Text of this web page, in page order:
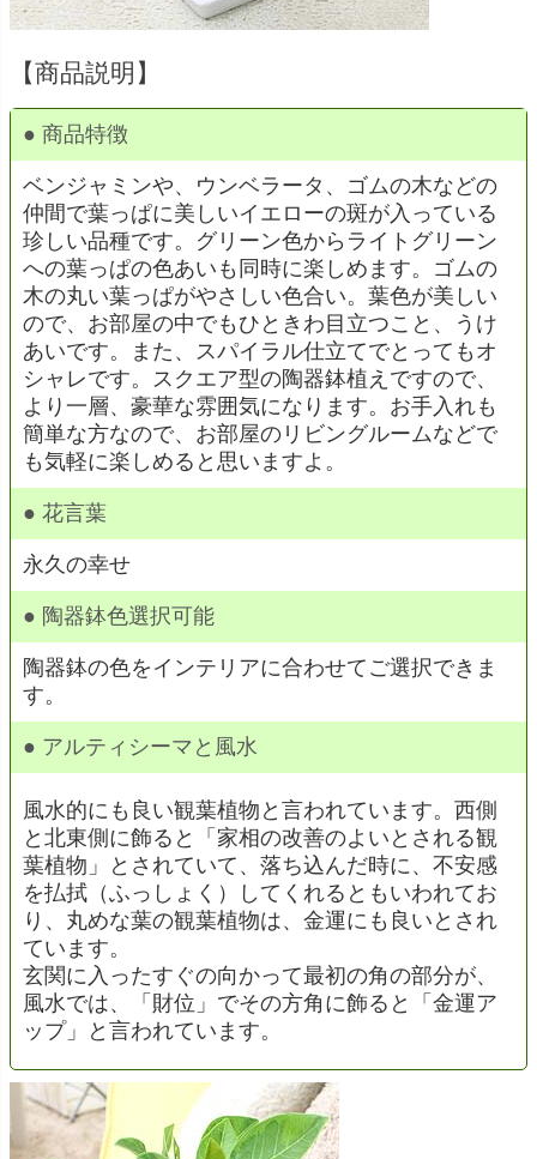
【商品説明】
● 商品特徴
ベンジャミンや、ウンベラータ、ゴムの木などの
仲間で葉っぱに美しいイエローの斑が入っている
珍しい品種です。グリーン色からライトグリーン
への葉っぱの色あいも同時に楽しめます。ゴムの
木の丸い葉っぱがやさしい色合い。葉色が美しい
ので、お部屋の中でもひときわ目立つこと、うけ
あいです。また、スパイラル仕立てでとってもオ
シャレです。スクエア型の陶器鉢植えですので、
より一層、豪華な雰囲気になります。お手入れも
簡単な方なので、お部屋のリビングルームなどで
も気軽に楽しめると思いますよ。
● 花言葉
永久の幸せ
● 陶器鉢色選択可能
陶器鉢の色をインテリアに合わせてご選択できま
す。
● アルティシーマと風水
風水的にも良い観葉植物と言われています。西側
と北東側に飾ると「家相の改善のよいとされる観
葉植物」とされていて、落ち込んだ時に、不安感
を払拭（ふっしょく）してくれるともいわれてお
り、丸めな葉の観葉植物は、金運にも良いとされ
ています。
玄関に入ったすぐの向かって最初の角の部分が、
風水では、「財位」でその方角に飾ると「金運ア
ップ」と言われています。